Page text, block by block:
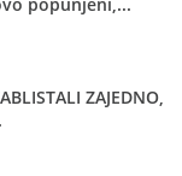
ZAJEDNO,